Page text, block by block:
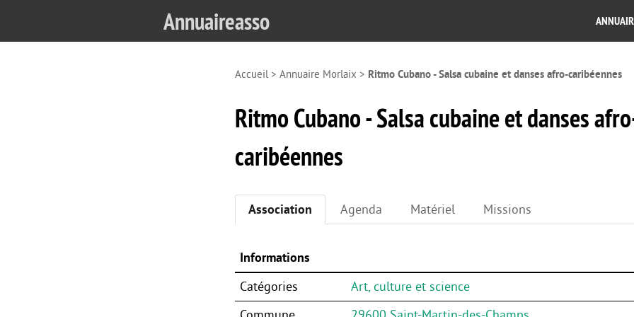
Annuaireasso
Accueil> Annuaire Morlaix > Ritmo Cubano - Salsa cubaine et danses afro-caribéennes
Ritmo Cubano - Salsa cubaine et danses
caribéennes
Association Agenda Matériel Missions
Informations
Catégories
Art, culture et science